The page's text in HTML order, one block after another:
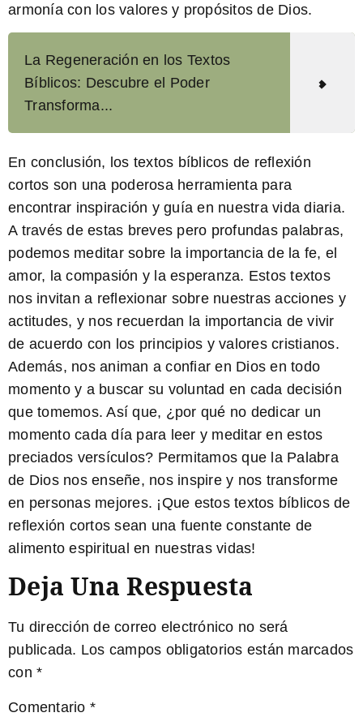
armonía con los valores y propósitos de Dios.
La Regeneración en los Textos
Bíblicos: Descubre el Poder
Transforma...
En conclusión, los textos bíblicos de reflexión
cortos son una poderosa herramienta para
encontrar inspiración y guía en nuestra vida diaria.
A través de estas breves pero profundas palabras,
podemos meditar sobre la importancia de la fe, el
amor, la compasión y la esperanza. Estos textos
nos invitan a reflexionar sobre nuestras acciones y
actitudes, y nos recuerdan la importancia de vivir
de acuerdo con los principios y valores cristianos.
Además, nos animan a confiar en Dios en todo
momento y a buscar su voluntad en cada decisión
que tomemos. Así que, ¿por qué no dedicar un
momento cada día para leer y meditar en estos
preciados versículos? Permitamos que la Palabra
de Dios nos enseñe, nos inspire y nos transforme
en personas mejores. ¡Que estos textos bíblicos de
reflexión cortos sean una fuente constante de
alimento espiritual en nuestras vidas!
Deja Una Respuesta
Tu dirección de correo electrónico no será
publicada. Los campos obligatorios están marcados
con *
Comentario *